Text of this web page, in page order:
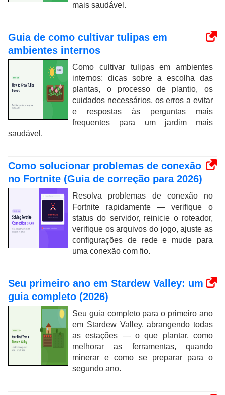
mais saudável.
Guia de como cultivar tulipas em
ambientes internos
Como cultivar tulipas em ambientes
internos: dicas sobre a escolha das
plantas, o processo de plantio, os
cuidados necessários, os erros a evitar
e respostas às perguntas mais
frequentes para um jardim mais
saudável.
Como solucionar problemas de conexão
no Fortnite (Guia de correção para 2026)
Resolva problemas de conexão no
Fortnite rapidamente — verifique o
status do servidor, reinicie o roteador,
verifique os arquivos do jogo, ajuste as
configurações de rede e mude para
uma conexão com fio.
Seu primeiro ano em Stardew Valley: um
guia completo (2026)
Seu guia completo para o primeiro ano
em Stardew Valley, abrangendo todas
as estações — o que plantar, como
melhorar as ferramentas, quando
minerar e como se preparar para o
segundo ano.